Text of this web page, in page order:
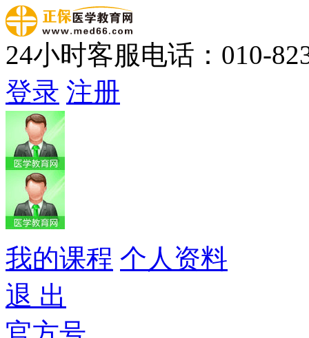
24小时客服电话：010-
登录 注册
我的课程 个人资料
退 出